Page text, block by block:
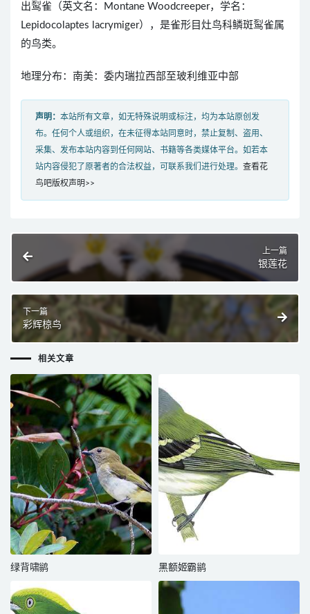
出䴕雀（英文名：Montane Woodcreeper，学名：
Lepidocolaptes lacrymiger），是雀形目灶鸟科鳞斑䴕雀属
的鸟类。
地理分布：南美：委内瑞拉西部至玻利维亚中部
声明： 本站所有文章，如无特殊说明或标注，均为本站原创发
布。任何个人或组织，在未征得本站同意时，禁止复制、盗用、
采集、发布本站内容到任何网站、书籍等各类媒体平台。如若本
站内容侵犯了原著者的合法权益，可联系我们进行处理。 查看花
鸟吧版权声明>>
上一篇
银莲花
下一篇
彩辉椋鸟
相关文章
绿背啸鹟 黑额姬霸鹟